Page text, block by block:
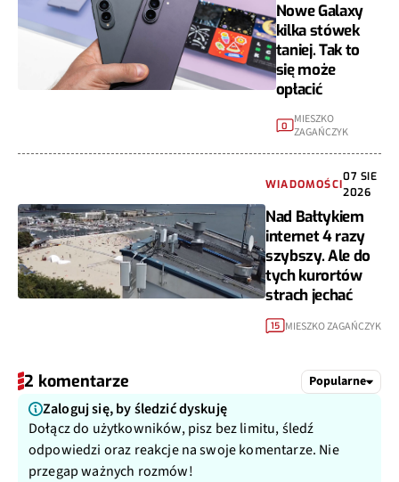
Nowe Galaxy
kilka stówek
taniej. Tak to
się może
opłacić
0 MIESZKO
ZAGAŃCZYK
WIADOMOŚCI
07 SIE
2026
Nad Bałtykiem
internet 4 razy
szybszy. Ale do
tych kurortów
strach jechać
15 MIESZKO ZAGAŃCZYK
2 komentarze Popularne
Zaloguj się, by śledzić dyskuję
Dołącz do użytkowników, pisz bez limitu, śledź
odpowiedzi oraz reakcje na swoje komentarze. Nie
przegap ważnych rozmów!